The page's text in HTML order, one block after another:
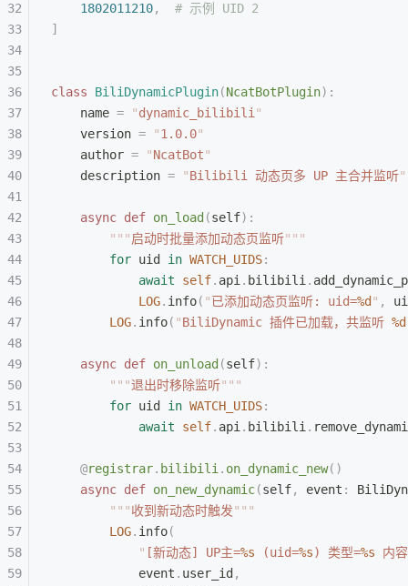
    1802011210
,
  # 示例 UID 2
]
class BiliDynamicPlugin(NcatBotPlugin):
    name
= "dynamic_bilibili "
    version
= "1.0.0"
    author
= "NcatBot"
    description
= "Bilibili 动态页多 UP 主合并监听"
    async
def on_load (self):
        """
启动时批量添加动态页监听"""
        for
uid in WATCH_UIDS:
            await
self. api . bilibili .
            LOG
. info( "已添加动态页监听: uid=%d " ,
        LOG
. info( "BiliDynamic 插件已加载，共监听 %d
    async
def on_unload (self):
        """
退出时移除监听"""
        for
uid in WATCH_UIDS:
            await
self. api . bilibili .
    @
registrar. bilibili . on_dynamic_new()
    async
def on_new_dynamic(self, event :
        """
收到新动态时触发"""
        LOG
. info(
            "
[新动态] UP主=%s (uid=%s) 类型=%s 内
            event
. user_id ,